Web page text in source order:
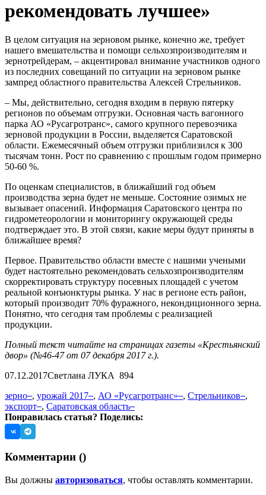
рекомендовать лучшее»
В целом ситуация на зерновом рынке, конечно же, требует
нашего вмешательства и помощи сельхозпроизводителям и
зернотрейдерам, – акцентировал внимание участников одного
из последних совещаний по ситуации на зерновом рынке
зампред областного правительства Алексей Стрельников.
– Мы, действительно, сегодня входим в первую пятерку
регионов по объемам отгрузки. Основная часть вагонного
парка АО «Русагротранс», самого крупного перевозчика
зерновой продукции в России, выделяется Саратовской
области. Ежемесячный объем отгрузки приблизился к 300
тысячам тонн. Рост по сравнению с прошлым годом примерно
50-60 %.
По оценкам специалистов, в ближайший год объем
производства зерна будет не меньше. Состояние озимых не
вызывает опасений. Информация Саратовского центра по
гидрометеорологии и мониторингу окружающей среды
подтверждает это. В этой связи, какие меры будут приняты в
ближайшее время?
Первое. Правительство области вместе с нашими учеными
будет настоятельно рекомендовать сельхозпроизводителям
скорректировать структуру посевных площадей с учетом
реальной конъюнктуры рынка. У нас в регионе есть район,
который производит 70% фуражного, некондиционного зерна.
Понятно, что сегодня там проблемы с реализацией
продукции.
Полный текст читайте на страницах газеты «Крестьянский
двор» (№46-47 от 07 декабря 2017 г.).
07.12.2017Светлана ЛУКА 894
зерно , урожай 2017 , АО «Русагротранс» , Стрельников ,
экспорт , Саратовская область
Понравилась статья? Поделись:
Комментарии ()
Вы должны авторизоваться, чтобы оставлять комментарии.